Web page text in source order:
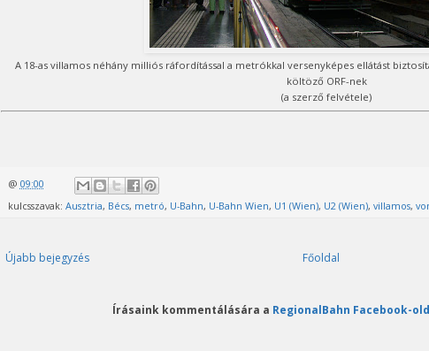
A 18-as villamos néhány milliós ráfordítással a metrókkal versenyképes ellátást
költöző ORF-nek
(a szerző felvétele)
@ 09:00
kulcsszavak: Ausztria, Bécs, metró, U-Bahn, U-Bahn Wien, U1 (Wien), U2 (Wien), villamos,
Újabb bejegyzés Főoldal
Írásaink kommentálására a RegionalBahn Facebook-